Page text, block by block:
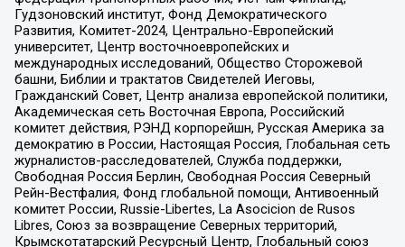
Гудзоновский институт, Фонд Демократического
Развития, Комитет-2024, Центрально-Европейский
университет, Центр восточноевропейских и
международных исследований, Общество Сторожевой
башни, Библии и трактатов Свидетелей Иеговы,
Гражданский Совет, Центр анализа европейской политики,
Академическая сеть Восточная Европа, Российский
комитет действия, РЭНД корпорейшн, Русская Америка за
демократию в России, Настоящая Россия, Глобальная сеть
журналистов-расследователей, Служба поддержки,
Свободная Россия Берлин, Свободная Россия Северный
Рейн-Вестфалия, Фонд глобальной помощи, Антивоенный
комитет России, Russie-Libertes, La Asocicion de Rusos
Libres, Союз за возвращение Северных территорий,
Крымскотатарский Ресурсный Центр, Глобальный союз